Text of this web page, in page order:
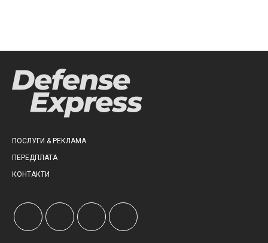
ПОСЛУГИ & РЕКЛАМА
ПЕРЕДПЛАТА
КОНТАКТИ